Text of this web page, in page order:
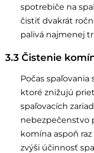
spotrebiče na
čistiť dvakrát
palivá najmenej
3.3 Čistenie
Počas spaľovania
ktoré znižujú
spaľovacích
nebezpečenstvo
komína aspoň
zvýši účinnosť